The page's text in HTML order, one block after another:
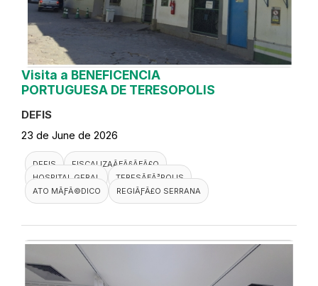
Visita a BENEFICENCIA
PORTUGUESA DE TERESOPOLIS
DEFIS
23 de June de 2026
DEFIS
FISCALIZAÃƑÂ§ÃƑÂ£O
HOSPITAL GERAL
TERESÃƑÂ³POLIS
ATO MÃƑÂ©DICO
REGIÃƑÂ£O SERRANA